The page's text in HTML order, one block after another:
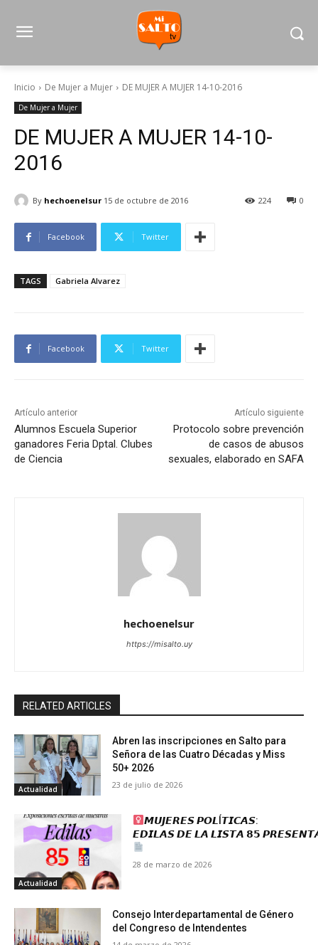
Inicio De Mujer a Mujer DE MUJER A MUJER 14-10-2016
De Mujer a Mujer
DE MUJER A MUJER 14-10-
2016
By hechoenelsur 15 de octubre de 2016 0
224
Facebook Twitter
TAGS Gabriela Alvarez
Facebook Twitter
Artículo anterior
Alumnos Escuela Superior
ganadores Feria Dptal. Clubes
de Ciencia
Artículo siguiente
Protocolo sobre prevención
de casos de abusos
sexuales, elaborado en SAFA
hechoenelsur
https://misalto.uy
RELATED ARTICLES
Actualidad
Abren las inscripciones en Salto para
Señora de las Cuatro Décadas y Miss
50+ 2026
23 de julio de 2026
Actualidad
𝙈𝙐𝙅𝙀𝙍𝙀𝙎 𝙋𝙊𝙇Í𝙏𝙄𝘾𝘼𝙎:
𝙀𝘿𝙄𝙇𝘼𝙎 𝘿𝙀 𝙇𝘼 𝙇𝙄𝙎𝙏𝘼 𝟴𝟱
28 de marzo de 2026
Consejo Interdepartamental de Género
del Congreso de Intendentes